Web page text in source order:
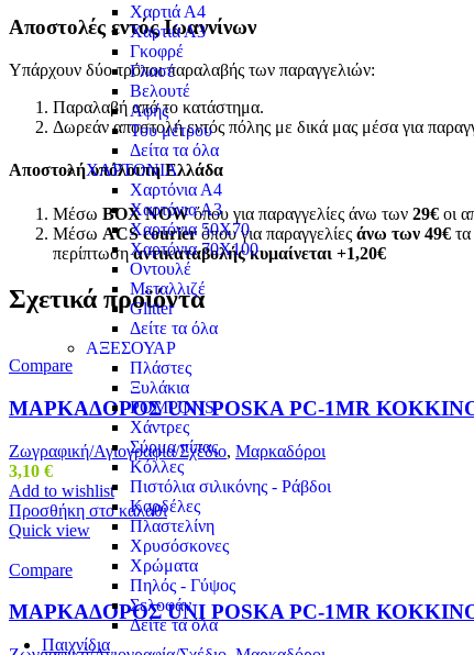
Χαρτιά Α4
Χαρτιά Α3
Γκοφρέ
Γλασέ
Βελουτέ
Αφής
Του μέτρου
Δείτα τα όλα
ΧΑΡΤΟΝΙΑ
Χαρτόνια Α4
Χαρτόνια Α3
Χαρτόνια 50Χ70
Χαρτόνια 70Χ100
Οντουλέ
Μεταλλιζέ
Glitter
Δείτε τα όλα
ΑΞΕΣΟΥΑΡ
Πλάστες
Ξυλάκια
POMPONS
Χάντρες
Σύρμα πίπας
Κόλλες
Πιστόλια σιλικόνης - Ράβδοι
Κορδέλες
Πλαστελίνη
Χρυσόσκονες
Χρώματα
Πηλός - Γύψος
Σελοφάν
Δείτε τα όλα
Παιχνίδια
Αποστολές εντός Ιωαννίνων
Υπάρχουν δύο τρόποι παραλαβής των παραγγελιών:
Παραλαβή από το κατάστημα.
Δωρεάν αποστολή εντός πόλης με δικά μας μέσα για
Αποστολή υπόλοιπη Ελλάδα
Μέσω BOX NOWόπου για παραγγελίες άνω των 29€ οι
Μέσω ACS courier όπου για παραγγελίες άνω των 49€
περίπτωσηαντικαταβολής κυμαίνεται +1,20€
Σχετικά προϊόντα
Compare
ΜΑΡΚΑΔΟΡΟΣ UNI POSKA PC-1MR
Ζωγραφική/Αγιογραφία/Σχέδιο, Μαρκαδόροι
3,10 €
Add to wishlist
Προσθήκη στο καλάθι
Quick view
Compare
ΜΑΡΚΑΔΟΡΟΣ UNI POSKA PC-1MR